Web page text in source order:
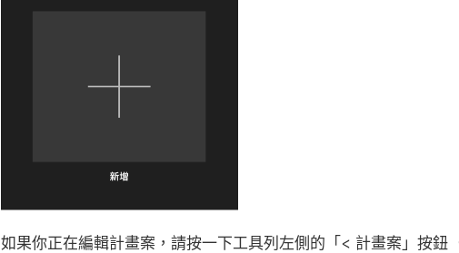
如果你正在編輯計畫案，請按一下工具列左側的「< 計畫案」按鈕